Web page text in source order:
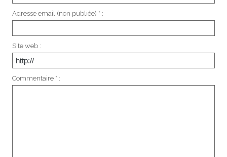
Adresse email (non publiée) * :
Site web :
Commentaire * :